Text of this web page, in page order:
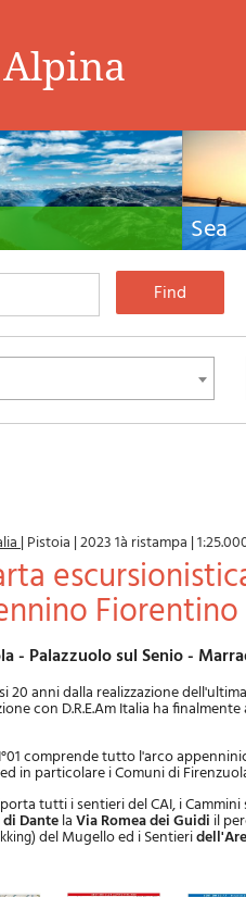
guides, technical manuals
mountaineering.
filmography
Sea
Nautical
and
| Pistoia |2023 1à ristampa |
Fiorentino
- Palazzuolo sul Senio -
20 anni dalla realizzazione
con D.R.E.Am Italia ha
comprende tutto l'arco
in particolare i Comuni di
tutti i sentieri del CAI, i
DantelaVia Romeadei Guidi il
del Mugello ed i Sentieri